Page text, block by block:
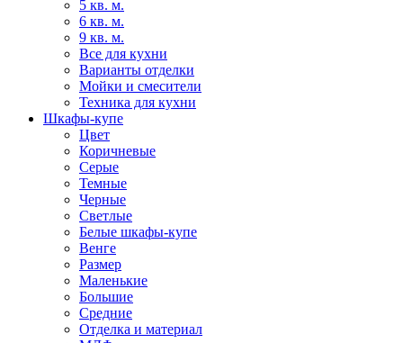
5 кв. м.
6 кв. м.
9 кв. м.
Все для кухни
Варианты отделки
Мойки и смесители
Техника для кухни
Шкафы-купе
Цвет
Коричневые
Серые
Темные
Черные
Светлые
Белые шкафы-купе
Венге
Размер
Маленькие
Большие
Средние
Отделка и материал